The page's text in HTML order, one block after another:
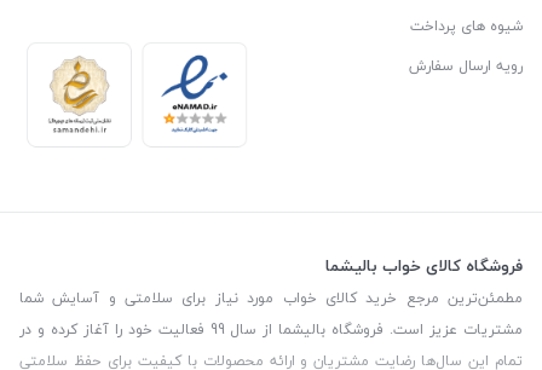
شیوه های پرداخت
رویه ارسال سفارش
فروشگاه کالای خواب بالیشما
مطمئن‌ترین مرجع خرید کالای خواب مورد نیاز برای سلامتی و آسایش شما
مشتریات عزیز است. فروشگاه بالیشما از سال 99 فعالیت خود را آغاز کرده و در
تمام این سال‌ها رضایت مشتریان و ارائه محصولات با کیفیت برای حفظ سلامتی